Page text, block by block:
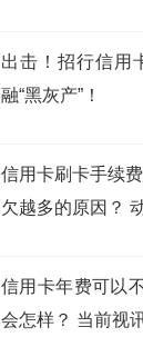
出击！招行信用
融“黑灰产”！
信用卡刷卡手续
欠越多的原因？
信用卡年费可以
会怎样？ 当前视